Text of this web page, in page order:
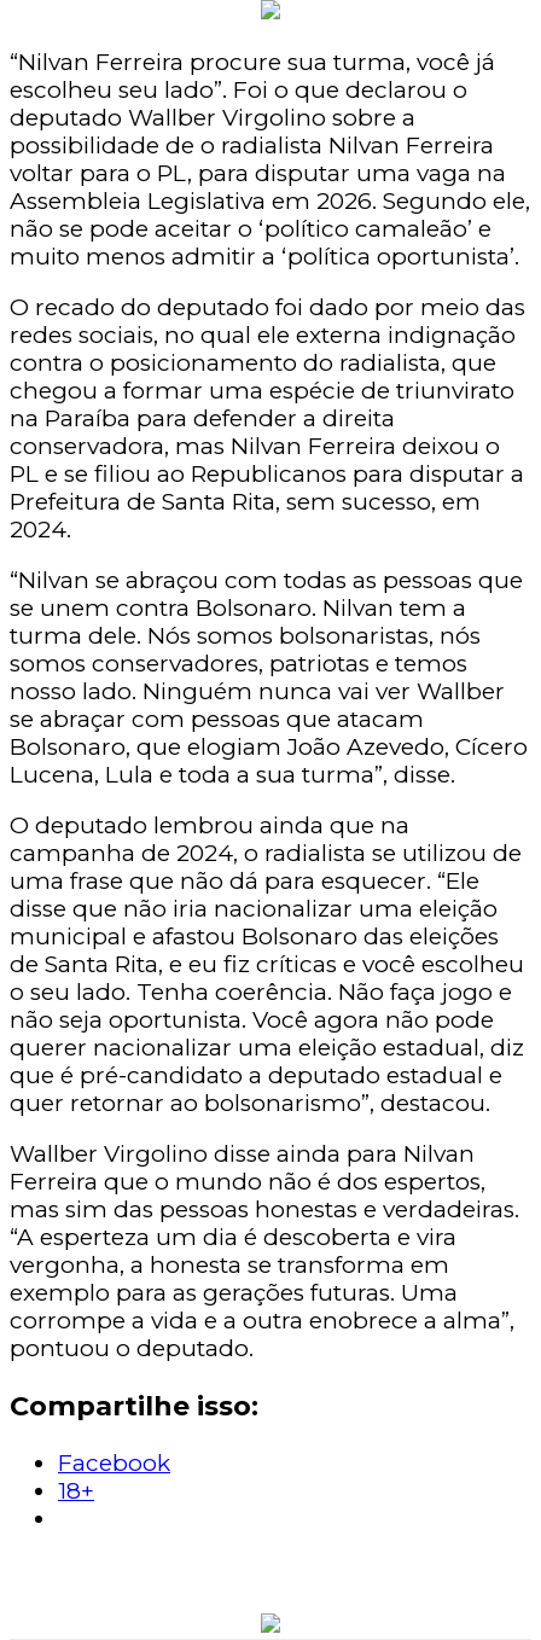
“Nilvan Ferreira procure sua turma, você já
escolheu seu lado”. Foi o que declarou o
deputado Wallber Virgolino sobre a
possibilidade de o radialista Nilvan Ferreira
voltar para o PL, para disputar uma vaga na
Assembleia Legislativa em 2026. Segundo ele,
não se pode aceitar o ‘político camaleão’ e
muito menos admitir a ‘política oportunista’.
O recado do deputado foi dado por meio das
redes sociais, no qual ele externa indignação
contra o posicionamento do radialista, que
chegou a formar uma espécie de triunvirato
na Paraíba para defender a direita
conservadora, mas Nilvan Ferreira deixou o
PL e se filiou ao Republicanos para disputar a
Prefeitura de Santa Rita, sem sucesso, em
2024.
“Nilvan se abraçou com todas as pessoas que
se unem contra Bolsonaro. Nilvan tem a
turma dele. Nós somos bolsonaristas, nós
somos conservadores, patriotas e temos
nosso lado. Ninguém nunca vai ver Wallber
se abraçar com pessoas que atacam
Bolsonaro, que elogiam João Azevedo, Cícero
Lucena, Lula e toda a sua turma”, disse.
O deputado lembrou ainda que na
campanha de 2024, o radialista se utilizou de
uma frase que não dá para esquecer. “Ele
disse que não iria nacionalizar uma eleição
municipal e afastou Bolsonaro das eleições
de Santa Rita, e eu fiz críticas e você escolheu
o seu lado. Tenha coerência. Não faça jogo e
não seja oportunista. Você agora não pode
querer nacionalizar uma eleição estadual, diz
que é pré-candidato a deputado estadual e
quer retornar ao bolsonarismo”, destacou.
Wallber Virgolino disse ainda para Nilvan
Ferreira que o mundo não é dos espertos,
mas sim das pessoas honestas e verdadeiras.
“A esperteza um dia é descoberta e vira
vergonha, a honesta se transforma em
exemplo para as gerações futuras. Uma
corrompe a vida e a outra enobrece a alma”,
pontuou o deputado.
Compartilhe isso:
Facebook
18+